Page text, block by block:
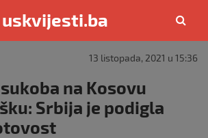
uskvijesti.ba
13 listopada, 2021 u 15:36
na Kosovu
Srbija je podigla